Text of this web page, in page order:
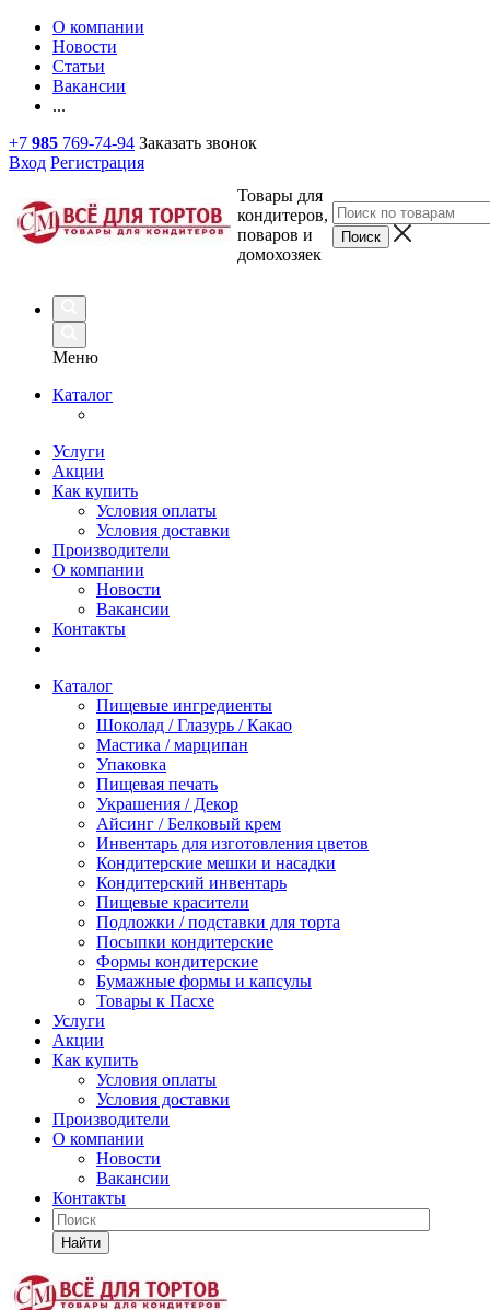
О компании
Новости
Статьи
Вакансии
...
+7 985 769-74-94 Заказать звонок
Вход Регистрация
Товары для
кондитеров,
поваров и
домохозяек
Меню
Каталог
Услуги
Акции
Как купить
Условия оплаты
Условия доставки
Производители
О компании
Новости
Вакансии
Контакты
Каталог
Пищевые ингредиенты
Шоколад / Глазурь / Какао
Мастика / марципан
Упаковка
Пищевая печать
Украшения / Декор
Айсинг / Белковый крем
Инвентарь для изготовления цветов
Кондитерские мешки и насадки
Кондитерский инвентарь
Пищевые красители
Подложки / подставки для торта
Посыпки кондитерские
Формы кондитерские
Бумажные формы и капсулы
Товары к Пасхе
Услуги
Акции
Как купить
Условия оплаты
Условия доставки
Производители
О компании
Новости
Вакансии
Контакты
Найти